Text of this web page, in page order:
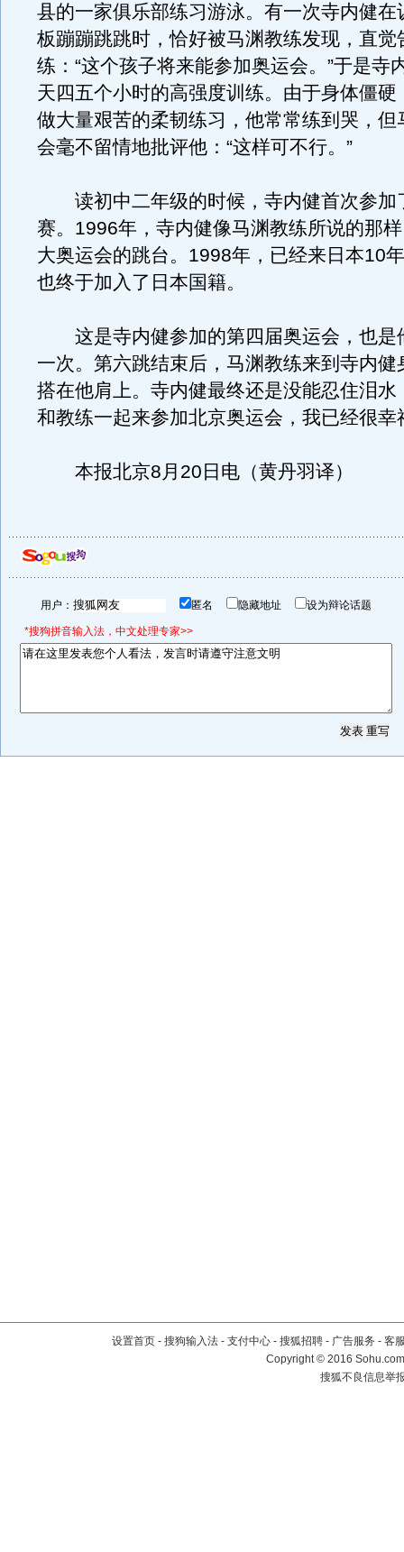
县的一家俱乐部练习游泳。有一次寺内健在
板蹦蹦跳跳时，恰好被马渊教练发现，直觉
练：“这个孩子将来能参加奥运会。”于是寺
天四五个小时的高强度训练。由于身体僵硬
做大量艰苦的柔韧练习，他常常练到哭，但
会毫不留情地批评他：“这样可不行。”
读初中二年级的时候，寺内健首次参加
赛。1996年，寺内健像马渊教练所说的那
大奥运会的跳台。1998年，已经来日本10
也终于加入了日本国籍。
这是寺内健参加的第四届奥运会，也是
一次。第六跳结束后，马渊教练来到寺内健
搭在他肩上。寺内健最终还是没能忍住泪水
和教练一起来参加北京奥运会，我已经很幸
本报北京8月20日电（黄丹羽译）
用户： 匿名 隐藏地址 设为辩论话题
*搜狗拼音输入法，中文处理专家>>
设置首页 - 搜狗输入法 - 支付中心 - 搜狐招聘 - 广告服务 - 客
Copyright©2016
搜狐不良信息举